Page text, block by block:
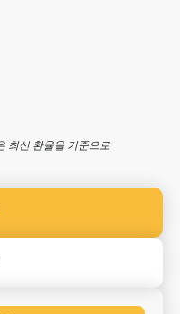
최신 환율을 기준으로